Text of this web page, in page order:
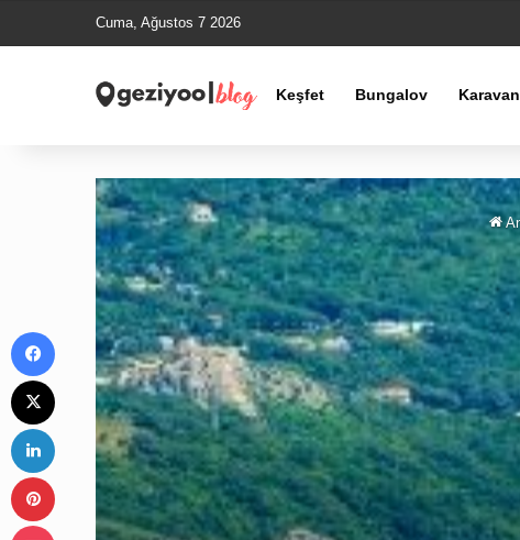
Cuma, Ağustos 7 2026
Keşfet Bungalov Karavan
Facebook
LinkedIn
Pinterest
Pocket